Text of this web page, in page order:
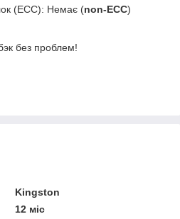
(ECC): Немає (non-ECC)
без проблем!
Kingston
12 міс